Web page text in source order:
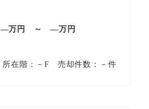
—万円 ～—万円
所在階：－F 売却件数：－件